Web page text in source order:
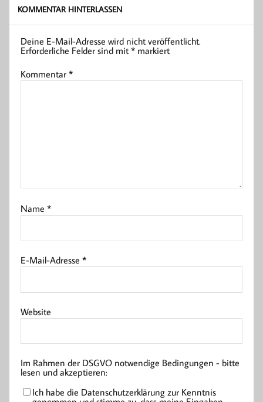
KOMMENTAR HINTERLASSEN
Deine E-Mail-Adresse wird nicht veröffentlicht.
Erforderliche Felder sind mit* markiert
Kommentar*
Name*
E-Mail-Adresse*
Website
Im Rahmen der DSGVO notwendige Bedingungen - bitte
lesen und akzeptieren:
Ich habe die Datenschutzerklärung zur Kenntnis